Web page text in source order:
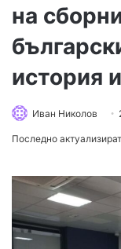
на
история
Иван Николов
Последно